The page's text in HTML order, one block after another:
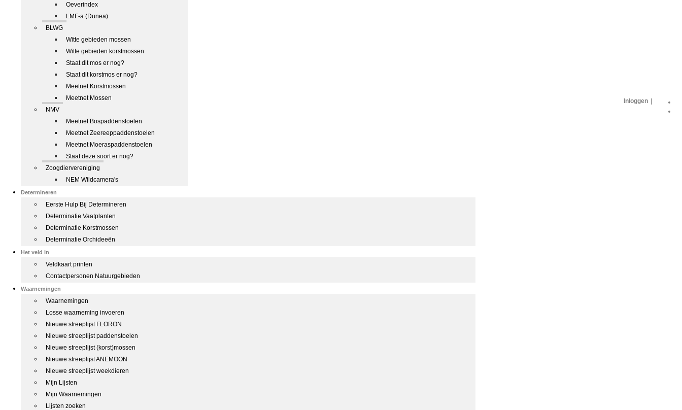
Oeverindex
LMF-a (Dunea)
BLWG
Witte gebieden mossen
Witte gebieden korstmossen
Staat dit mos er nog?
Staat dit korstmos er nog?
Meetnet Korstmossen
Meetnet Mossen
NMV
Meetnet Bospaddenstoelen
Meetnet Zeereeppaddenstoelen
Meetnet Moeraspaddenstoelen
Staat deze soort er nog?
Zoogdiervereniging
NEM Wildcamera's
Determineren
Eerste Hulp Bij Determineren
Determinatie Vaatplanten
Determinatie Korstmossen
Determinatie Orchideeën
Het veld in
Veldkaart printen
Contactpersonen Natuurgebieden
Waarnemingen
Waarnemingen
Losse waarneming invoeren
Nieuwe streeplijst FLORON
Nieuwe streeplijst paddenstoelen
Nieuwe streeplijst (korst)mossen
Nieuwe streeplijst ANEMOON
Nieuwe streeplijst weekdieren
Mijn Lijsten
Mijn Waarnemingen
Lijsten zoeken
Inloggen